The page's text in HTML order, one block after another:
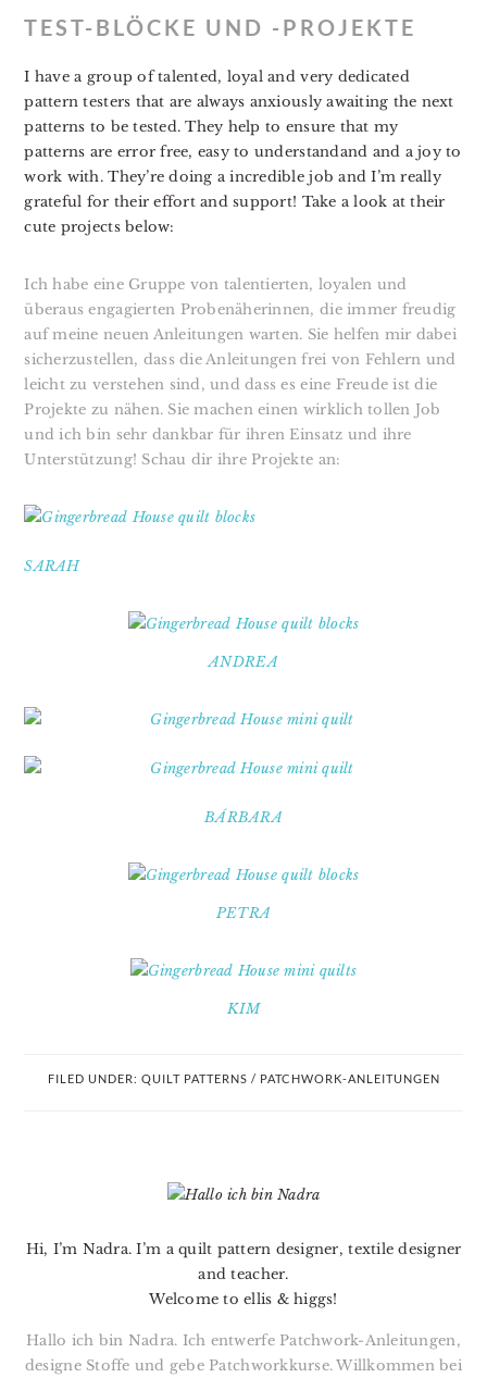
TEST-BLÖCKE UND -PROJEKTE
I have a group of talented, loyal and very dedicated
pattern testers that are always anxiously awaiting the next
patterns to be tested. They help to ensure that my
patterns are error free, easy to understandand and a joy to
work with. They’re doing a incredible job and I’m really
grateful for their effort and support! Take a look at their
cute projects below:
Ich habe eine Gruppe von talentierten, loyalen und
überaus engagierten Probenäherinnen, die immer freudig
auf meine neuen Anleitungen warten. Sie helfen mir dabei
sicherzustellen, dass die Anleitungen frei von Fehlern und
leicht zu verstehen sind, und dass es eine Freude ist die
Projekte zu nähen. Sie machen einen wirklich tollen Job
und ich bin sehr dankbar für ihren Einsatz und ihre
Unterstützung! Schau dir ihre Projekte an:
SARAH
ANDREA
BÁRBARA
PETRA
KIM
FILED UNDER: QUILT PATTERNS / PATCHWORK-ANLEITUNGEN
Hi, I’m Nadra. I’m a quilt pattern designer, textile designer
and teacher.
Welcome to ellis & higgs!
Hallo ich bin Nadra. Ich entwerfe Patchwork-Anleitungen,
designe Stoffe und gebe Patchworkkurse. Willkommen bei